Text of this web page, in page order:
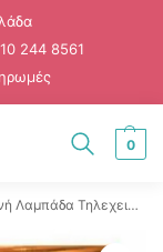
244 8561
0
Τηλεχειριστήριο 931679 15.5εκ